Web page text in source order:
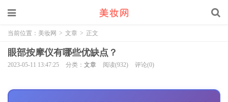
当前位置： 美妆网 > 文章 > 正文
眼部按摩仪有哪些优缺点？
2023-05-11 13:47:25 分类： 文章 阅读(932) 评论(0)